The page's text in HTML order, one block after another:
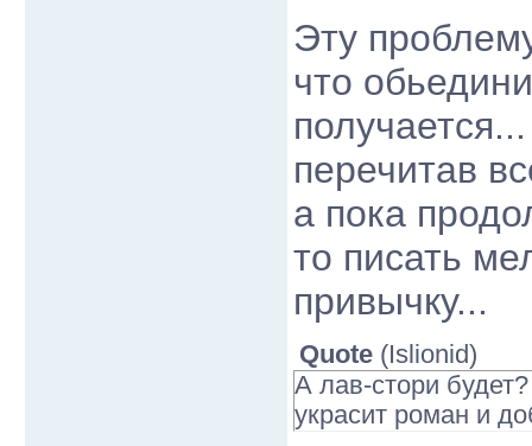
Эту
что
перечитав
а пока
то писать
привычку...
Quote (Islionid)
А лав-стори
украсит роман и